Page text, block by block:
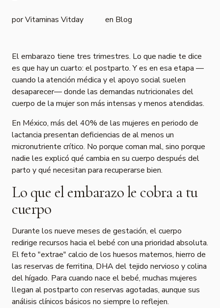
por Vitaminas Vitday en Blog
El embarazo tiene tres trimestres. Lo que nadie te dice
es que hay un cuarto: el postparto. Y es en esa etapa —
cuando la atención médica y el apoyo social suelen
desaparecer— donde las demandas nutricionales del
cuerpo de la mujer son más intensas y menos atendidas.
En México, más del 40% de las mujeres en periodo de
lactancia presentan deficiencias de al menos un
micronutriente crítico. No porque coman mal, sino porque
nadie les explicó qué cambia en su cuerpo después del
parto y qué necesitan para recuperarse bien.
Lo que el embarazo le cobra a tu
cuerpo
Durante los nueve meses de gestación, el cuerpo
redirige recursos hacia el bebé con una prioridad absoluta.
El feto "extrae" calcio de los huesos maternos, hierro de
las reservas de ferritina, DHA del tejido nervioso y colina
del hígado. Para cuando nace el bebé, muchas mujeres
llegan al postparto con reservas agotadas, aunque sus
análisis clínicos básicos no siempre lo reflejen.